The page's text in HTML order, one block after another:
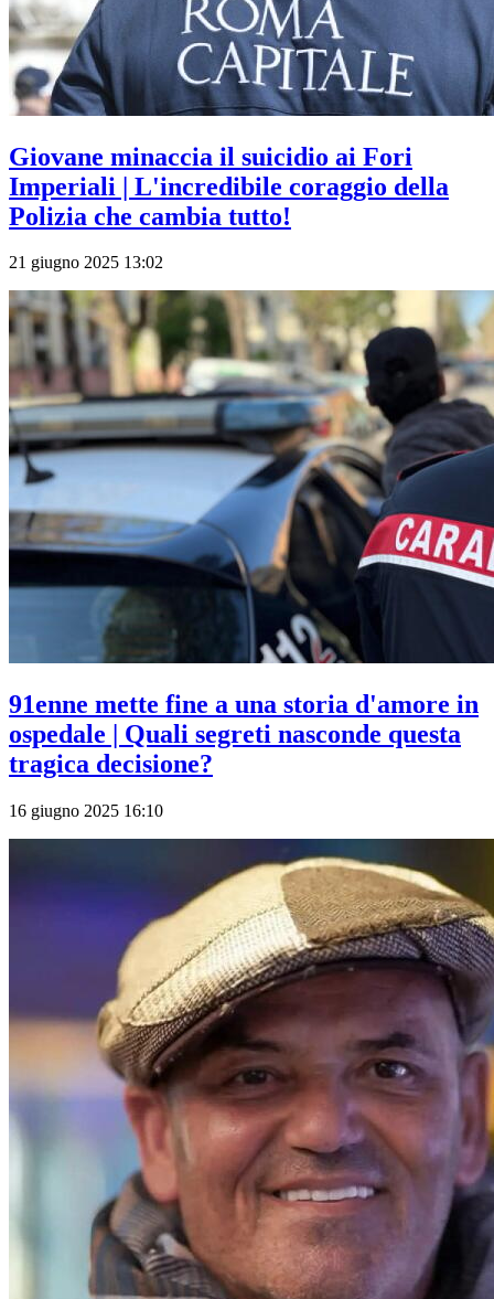
Giovane minaccia il suicidio ai Fori
Imperiali | L'incredibile coraggio della
Polizia che cambia tutto!
21 giugno 2025 13:02
91enne mette fine a una storia d'amore in
ospedale | Quali segreti nasconde questa
tragica decisione?
16 giugno 2025 16:10